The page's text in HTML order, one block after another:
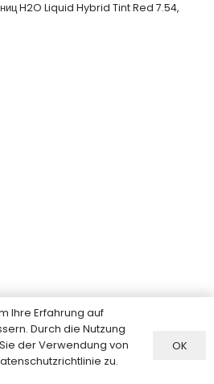
H2O Liquid Hybrid Tint Red 7.54,
Ihre Erfahrung auf
Durch die Nutzung
der Verwendung von
zu.
OK